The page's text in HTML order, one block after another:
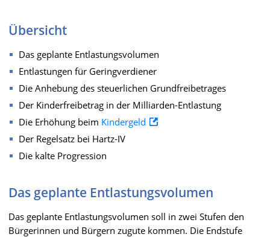
Übersicht
Das geplante Entlastungsvolumen
Entlastungen für Geringverdiener
Die Anhebung des steuerlichen Grundfreibetrages
Der Kinderfreibetrag in der Milliarden-Entlastung
Die Erhöhung beim Kindergeld
Der Regelsatz bei Hartz-IV
Die kalte Progression
Das geplante Entlastungsvolumen
Das geplante Entlastungsvolumen soll in zwei Stufen den
Bürgerinnen und Bürgern zugute kommen. Die Endstufe